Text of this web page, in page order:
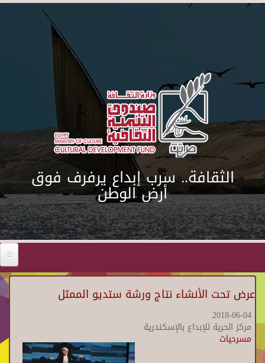
Skip to main content
الثقافة.. سرب إبداع يرفرف فوق
أرض الوطن
عرض تحت الأنشاء نتاج ورشة ستديو الممثل
2018-06-04
مركز الحرية للإبداع بالإسكندرية
مسرحيات